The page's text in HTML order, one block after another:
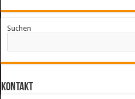
Suchen
Kontakt